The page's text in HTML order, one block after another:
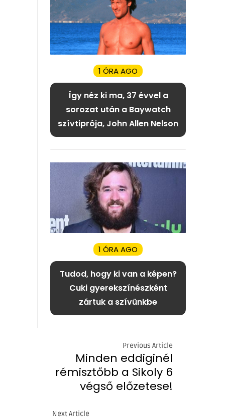
1 ÓRA AGO
Így néz ki ma, 37 évvel a
sorozat után a Baywatch
szívtiprója, John Allen Nelson
1 ÓRA AGO
Tudod, hogy ki van a képen?
Cuki gyerekszínészként
zártuk a szívünkbe
Previous Article
Minden eddiginél
rémisztőbb a Sikoly 6
végső előzetese!
Next Article